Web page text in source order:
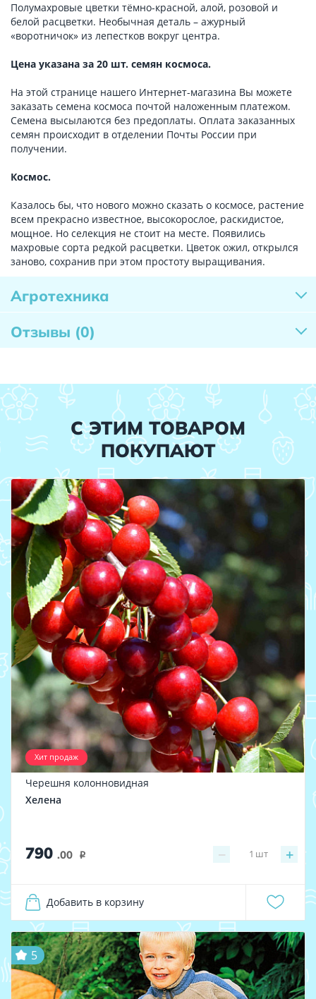
Полумахровые цветки тёмно-красной, алой, розовой и
белой расцветки. Необычная деталь – ажурный
«воротничок» из лепестков вокруг центра.
Цена указана за 20 шт. семян космоса.
На этой странице нашего Интернет-магазина Вы можете
заказать семена космоса почтой наложенным платежом.
Семена высылаются без предоплаты. Оплата заказанных
семян происходит в отделении Почты России при
получении.
Космос.
Казалось бы, что нового можно сказать о космосе, растение
всем прекрасно известное, высокорослое, раскидистое,
мощное. Но селекция не стоит на месте. Появились
махровые сорта редкой расцветки. Цветок ожил, открылся
заново, сохранив при этом простоту выращивания.
Агротехника
Отзывы (0)
С ЭТИМ ТОВАРОМ
ПОКУПАЮТ
Хит продаж
Черешня колонновидная
Хелена
790 .00 i − +
1 шт
Добавить в корзину
5